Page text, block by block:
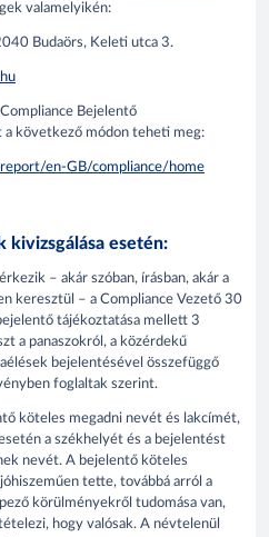
valamelyikén:
Budaörs, Keleti utca 3.
Bejelentő
a következő módon teheti meg:
en-GB/compliance/home
kivizsgálása esetén:
– akár szóban, írásban, akár a
keresztül – a Compliance Vezető 30
tájékoztatása mellett 3
a panaszokról, a közérdekű
bejelentésével összefüggő
foglaltak szerint.
köteles megadni nevét és lakcímét,
a székhelyét és a bejelentést
nevét. A bejelentő köteles
tette, továbbá arról a
körülményekről tudomása van,
hogy valósak. A névtelenül